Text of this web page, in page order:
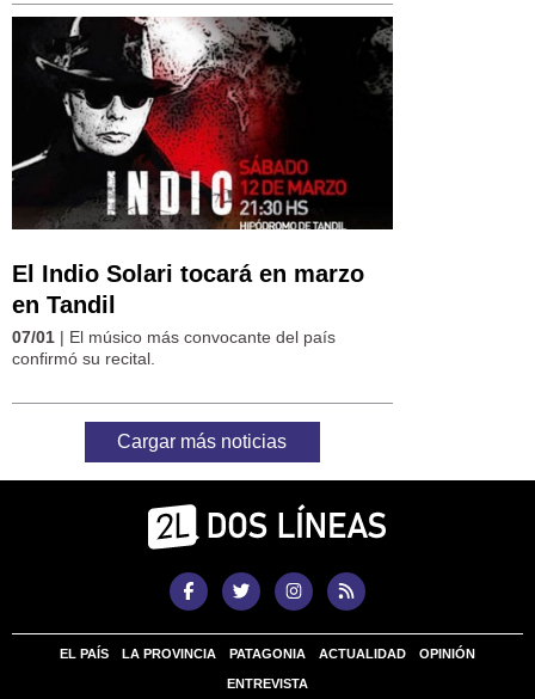
El Indio Solari tocará en marzo
en Tandil
07/01 | El músico más convocante del país
confirmó su recital.
Cargar más noticias
EL PAÍS LA PROVINCIA PATAGONIA ACTUALIDAD OPINIÓN
ENTREVISTA